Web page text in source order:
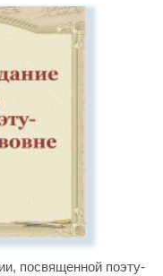
посвященной поэту-